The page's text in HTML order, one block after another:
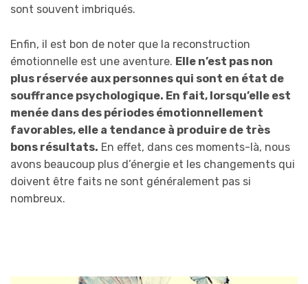
sont souvent imbriqués.
Enfin, il est bon de noter que la reconstruction
émotionnelle est une aventure. Elle n’est pas non
plus réservée aux personnes qui sont en état de
souffrance psychologique. En fait, lorsqu’elle est
menée dans des périodes émotionnellement
favorables, elle a tendance à produire de très
bons résultats. En effet, dans ces moments-là, nous
avons beaucoup plus d’énergie et les changements qui
doivent être faits ne sont généralement pas si
nombreux.